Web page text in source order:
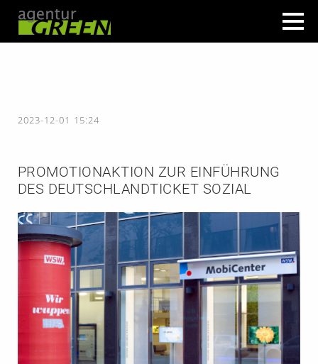
2023-12-01 15:24
PROMOTIONAKTION ZUR EINFÜHRUNG
DES DEUTSCHLANDTICKET SOZIAL